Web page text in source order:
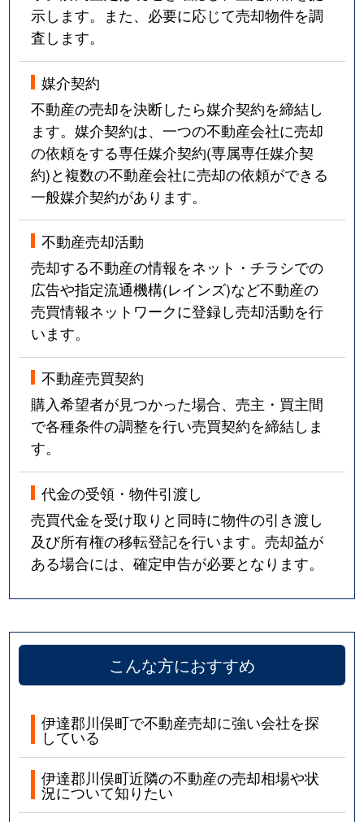
示します。また、必要に応じて売却物件を調
査します。
媒介契約
不動産の売却を決断したら媒介契約を締結し
ます。媒介契約は、一つの不動産会社に売却
の依頼をする専任媒介契約(専属専任媒介契
約)と複数の不動産会社に売却の依頼ができる
一般媒介契約があります。
不動産売却活動
売却する不動産の情報をネット・チラシでの
広告や指定流通機構(レインズ)など不動産の
売買情報ネットワークに登録し売却活動を行
います。
不動産売買契約
購入希望者が見つかった場合、売主・買主間
で各種条件の調整を行い売買契約を締結しま
す。
代金の受領・物件引渡し
売買代金を受け取りと同時に物件の引き渡し
及び所有権の移転登記を行います。売却益が
ある場合には、確定申告が必要となります。
こんな方におすすめ
伊達郡川俣町で不動産売却に強い会社を探
している
伊達郡川俣町近隣の不動産の売却相場や状
況について知りたい